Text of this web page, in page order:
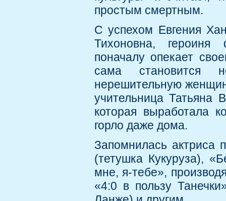
простым смертным.
С успехом Евгения
Тихоновна,
поначалу опекает
сама становится
нерешительную
учительница Татьяна
которая выработала
горло даже дома.
Запомнилась
(тетушка Кукуруза),
мне, я-тебе»,
«4:0 в пользу